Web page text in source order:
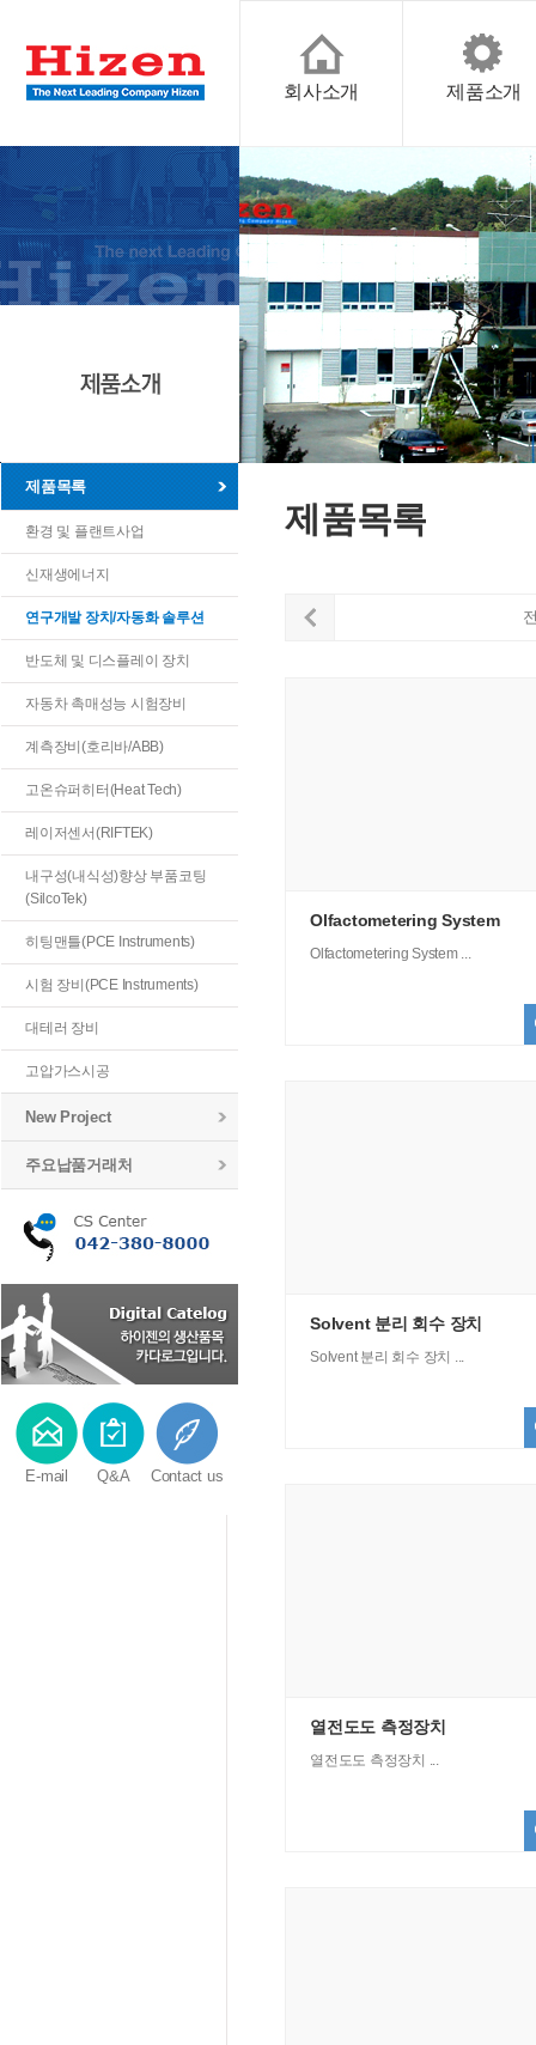
회사소개 제품소개
제품목록
환경 및 플랜트사업
신재생에너지
연구개발 장치/자동화 솔루션
반도체 및 디스플레이 장치
자동차 촉매성능 시험장비
계측장비(호리바/ABB)
고온슈퍼히터(Heat Tech)
레이저센서(RIFTEK)
내구성(내식성)향상 부품코팅
(SilcoTek)
히팅맨틀(PCE Instruments)
시험 장비(PCE Instruments)
대테러 장비
고압가스시공
New Project
주요납품거래처
E-mail Q&A Contact us
제품목록
Olfactometering System
Olfactometering System ...
Solvent 분리 회수 장치
Solvent 분리 회수 장치 ...
열전도도 측정장치
열전도도 측정장치 ...